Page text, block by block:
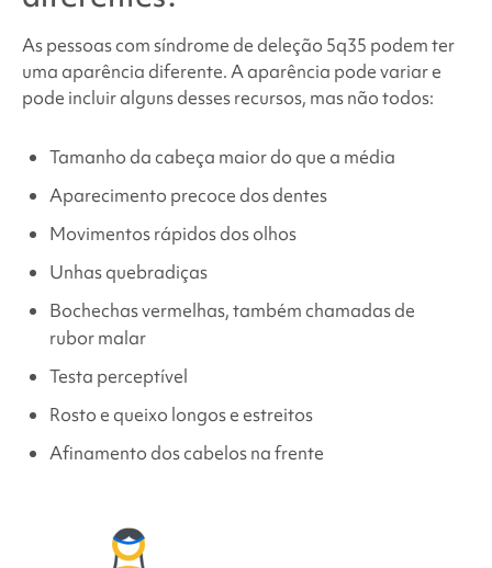
As pessoas comsíndrome de deleção 5q35 podem ter
uma aparência diferente. A aparência pode variar e
pode incluir alguns desses recursos, mas não todos:
Tamanho da cabeça maior do que a média
Aparecimento precoce dos dentes
Movimentos rápidos dos olhos
Unhas quebradiças
Bochechas vermelhas, também chamadas de
rubor malar
Testa perceptível
Rosto e queixo longos e estreitos
Afinamento dos cabelos na frente